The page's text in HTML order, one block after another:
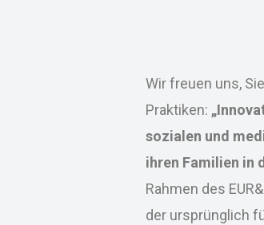
Wir freuen uns,
Praktiken:
sozialen und
ihren Familien in
Rahmen des
der ursprünglich